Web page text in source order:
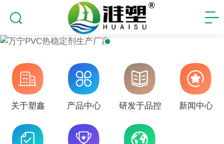
关于塑鑫 产品中心 研发于品控 新闻中心